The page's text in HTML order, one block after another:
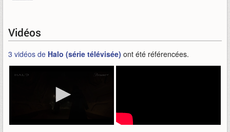
Vidéos
3 vidéos de Halo (série télévisée) ont été référencées.